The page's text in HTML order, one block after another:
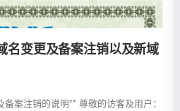
名变更及备案注销以及新域
案注销的说明** 尊敬的访客及用户：